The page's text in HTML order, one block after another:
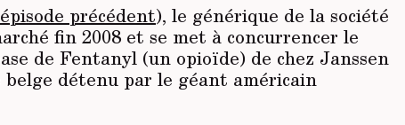
précédent), le générique de la société
fin 2008 et se met à concurrencer le
de Fentanyl (un opioïde) de chez Janssen
détenu par le géant américain